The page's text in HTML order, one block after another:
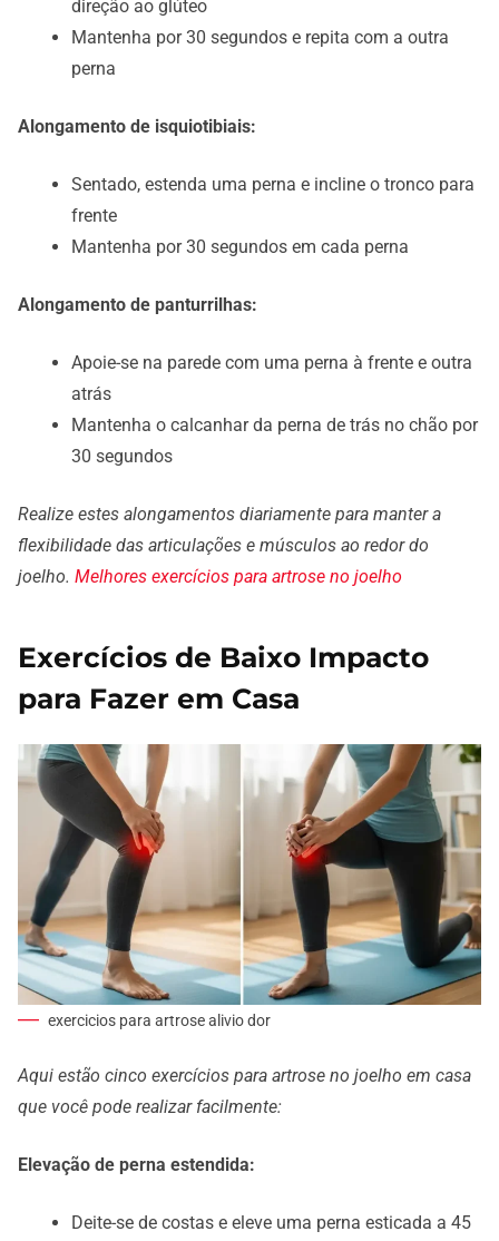
direção ao glúteo
Mantenha por 30 segundos e repita com a outra
perna
Alongamento de isquiotibiais:
Sentado, estenda uma perna e incline o tronco para
frente
Mantenha por 30 segundos em cada perna
Alongamento de panturrilhas:
Apoie-se na parede com uma perna à frente e outra
atrás
Mantenha o calcanhar da perna de trás no chão por
30 segundos
Realize estes alongamentos diariamente para manter a
flexibilidade das articulações e músculos ao redor do
joelho. Melhores exercícios para artrose no joelho
Exercícios de Baixo Impacto
para Fazer em Casa
exercicios para artrose alivio dor
Aqui estão cinco exercícios para artrose no joelho em casa
que você pode realizar facilmente:
Elevação de perna estendida:
Deite-se de costas e eleve uma perna esticada a 45